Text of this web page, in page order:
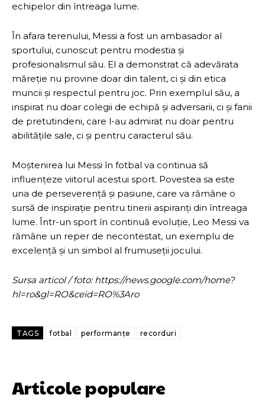
echipelor din întreaga lume.
În afara terenului, Messi a fost un ambasador al
sportului, cunoscut pentru modestia și
profesionalismul său. El a demonstrat că adevărata
măreție nu provine doar din talent, ci și din etica
muncii și respectul pentru joc. Prin exemplul său, a
inspirat nu doar colegii de echipă și adversarii, ci și fanii
de pretutindeni, care l-au admirat nu doar pentru
abilitățile sale, ci și pentru caracterul său.
Moștenirea lui Messi în fotbal va continua să
influențeze viitorul acestui sport. Povestea sa este
una de perseverență și pasiune, care va rămâne o
sursă de inspirație pentru tinerii aspiranți din întreaga
lume. Într-un sport în continuă evoluție, Leo Messi va
rămâne un reper de necontestat, un exemplu de
excelență și un simbol al frumuseții jocului.
Sursa articol / foto: https://news.google.com/home?
hl=ro&gl=RO&ceid=RO%3Aro
TAGS fotbal performanțe recorduri
Articole populare